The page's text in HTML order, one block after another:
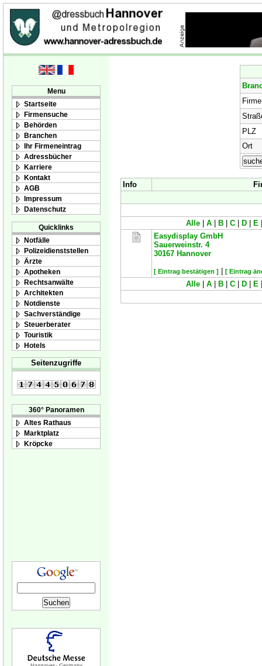
Menu
Startseite
Firmensuche
Behörden
Branchen
Ihr Firmeneintrag
Adressbücher
Karriere
Kontakt
AGB
Impressum
Datenschutz
Quicklinks
Notfälle
Polizeidienststellen
Ärzte
Apotheken
Rechtsanwälte
Architekten
Notdienste
Sachverständige
Steuerberater
Touristik
Hotels
Seitenzugriffe
360° Panoramen
Altes Rathaus
Marktplatz
Kröpcke
PLZ
Ort
Info
Alle A B C D E
Easydisplay GmbH
Sauerweinstr. 4
30167 Hannover
[ Eintrag bestätigen ] [ Eintrag
Alle A B C D E